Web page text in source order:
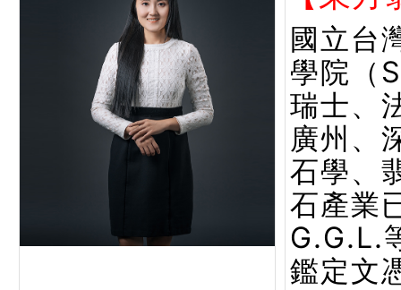
國立台
學院（
瑞士、
廣州、
石學、
石產業
G.G.L.
鑑定文